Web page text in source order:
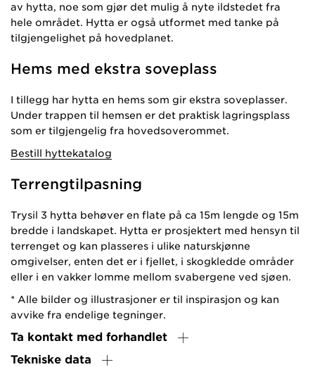
av hytta, noe som gjør det mulig å nyte ildstedet fra
hele området. Hytta er også utformet med tanke på
tilgjengelighet på hovedplanet.
Hems med ekstra soveplass
I tillegg har hytta en hems som gir ekstra soveplasser.
Under trappen til hemsen er det praktisk lagringsplass
som er tilgjengelig fra hovedsoverommet.
Bestill hyttekatalog
Terrengtilpasning
Trysil 3 hytta behøver en flate på ca 15m lengde og 15m
bredde i landskapet. Hytta er prosjektert med hensyn til
terrenget og kan plasseres i ulike naturskjønne
omgivelser, enten det er i fjellet, i skogkledde områder
eller i en vakker lomme mellom svabergene ved sjøen.
* Alle bilder og illustrasjoner er til inspirasjon og kan
avvike fra endelige tegninger.
Ta kontakt med forhandlet
Tekniske data